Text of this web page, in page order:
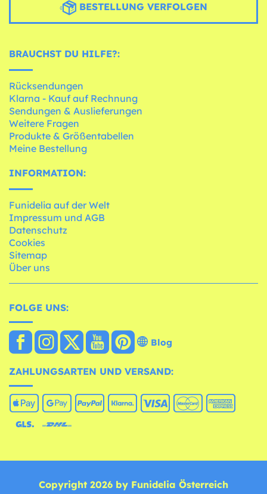
BESTELLUNG VERFOLGEN
BRAUCHST DU HILFE?:
Rücksendungen
Klarna - Kauf auf Rechnung
Sendungen & Auslieferungen
Weitere Fragen
Produkte & Größentabellen
Meine Bestellung
INFORMATION:
Funidelia auf der Welt
Impressum und AGB
Datenschutz
Cookies
Sitemap
Über uns
FOLGE UNS:
Blog
ZAHLUNGSARTEN UND VERSAND:
Copyright 2026 by Funidelia Österreich